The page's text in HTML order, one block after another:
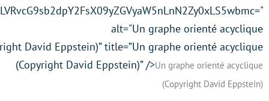
alt="Un graphe orienté acyclique
David Eppstein)” title=”Un graphe orienté acyclique
(Copyright David Eppstein)” />Un graphe orienté acyclique
(Copyright David Eppstein)